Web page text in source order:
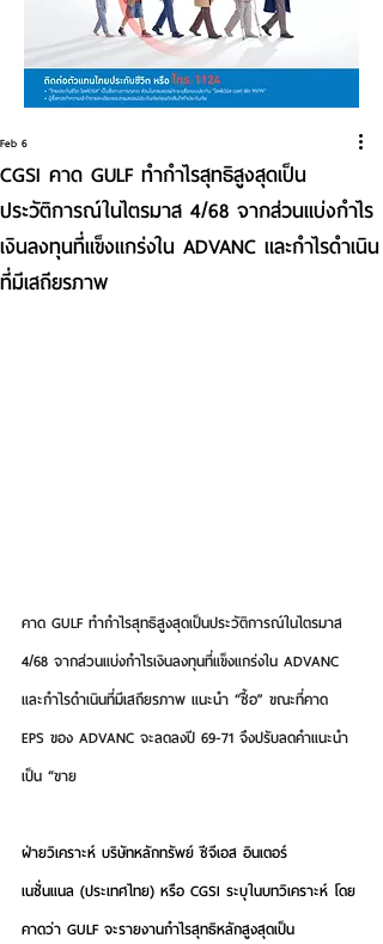
CGSI คาด GULF ทำกำไรสุทธิสูงสุดเป็น
ประวัติการณ์ในไตรมาส 4/68 จากส่วนแบ่งกำไร
เงินลงทุนที่แข็งแกร่งใน ADVANC และกำไรดำเนิน
ที่มีเสถียรภาพ
Feb 6
คาด GULF ทำกำไรสุทธิสูงสุดเป็นประวัติการณ์ในไตรมาส
4/68 จากส่วนแบ่งกำไรเงินลงทุนที่แข็งแกร่งใน ADVANC
และกำไรดำเนินที่มีเสถียรภาพ แนะนำ “ซื้อ” ขณะที่คาด
EPS ของ ADVANC จะลดลงปี 69-71 จึงปรับลดคำแนะนำ
เป็น “ขาย
ฝ่ายวิเคราะห์ บริษัทหลักทรัพย์ ซีจีเอส อินเตอร์
เนชั่นแนล (ประเทศไทย) หรือ CGSI ระบุในบทวิเคราะห์ โดย
คาดว่า GULF จะรายงานกำไรสุทธิหลักสูงสุดเป็น